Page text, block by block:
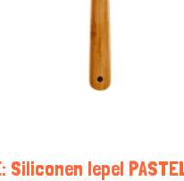
Siliconen lepel